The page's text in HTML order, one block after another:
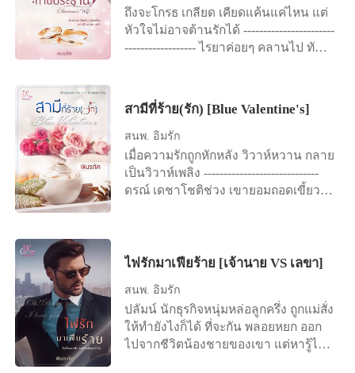
ถึงจะโกรธ เกลียด เคียดแค้นแค่ไหน แต่
หัวใจไม่อาจต้านรักได้ -----------------------
------------------ ไรยาค่อยๆ คลานไป ทันที
ล้มไปเพราะเขาแล้ว ในหัวสมองก็
ประมวลผลออกมาได้คำตอบทันที ว่าคน
ที่เธอเฝ้าครุ่นคิดว่าเป็นใครมาตลอดสอง
อาทิตย์นั้น แท้จริงก็คือใครกันแน่ในที่สุด
‘Mr. H. Hhemmhawattana ก็คือหรัญญ์
เหมวัฒน์’ ‘หรือพี่ฮั้นท์ของสาวๆ ที่เธอมัก
ได้ร่ำรวยระดับร้อยล้านพันล้านแน่ๆ
มากมายขนาดเอามาทุ่มซื้อหุ้นบริษัท
ของพ่อเธอได้ ไหนจะไถ่บ้านคืนให้ และ
อีกหลายต่อหลายอย่างที่เขาจ่ายไป รวม
ทั้งแหวนเพชรน้ำงามและไม่น่าจะต่ำ
สามีที่ร้าย(รัก) [Blue Valentine's]
สนพ. อิ่มรัก
เมื่อความรักถูกหักหลัง วิวาห์หวาน กลาย
เป็นวิวาห์เพลิง -----------------------------
ดรณ์ เดชาโชติช่วง เขายอมถอดเขี้ยว
หลอกลวง เขาก็จำต้องร้าย เพื่อชดเชย
ก็จะยิ่งร้ายคืนไปหลายร้อยเท่า เคยทุ่มเท
ให้มากเท่าไหร่ เขาก็จะเรียกคืนหลาย
ร้อยเท่า * * * * * อาภาภัทร ดิษยากรกุล
ชไนเดอร์ หญิงสาวผู้ตั้งสเปคสามีไว้สูงส่ง
ไฟรักมาเฟียร้าย [เจ้านาย VS เลขา]
สนพ. อิ่มรัก
ปลัมน์ นักธุรกิจหนุ่มหล่อลูกครึ่ง ถูกแม่สั่ง
ให้ทำยังไงก็ได้ ที่จะกัน พลอยหยก ออก
ไปจากชีวิตน้องชายของเขา แต่หารู้ไม่